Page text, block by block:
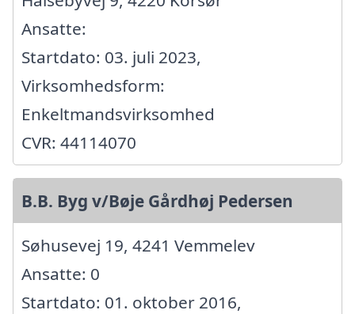
Ansatte:
Startdato: 03. juli 2023,
Virksomhedsform:
Enkeltmandsvirksomhed
CVR: 44114070
B.B. Byg v/Bøje Gårdhøj Pedersen
Søhusevej 19, 4241 Vemmelev
Ansatte: 0
Startdato: 01. oktober 2016,